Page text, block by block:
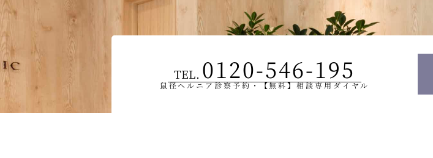
TEL. 0120-546-195
鼠径ヘルニア診察予約・【無料】相談専用ダイヤル